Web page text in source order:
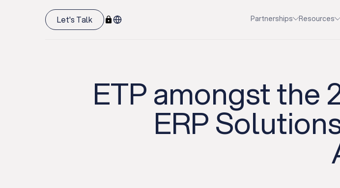
Resources
Partnerships
Let's Talk
ETP amongst the
ERP